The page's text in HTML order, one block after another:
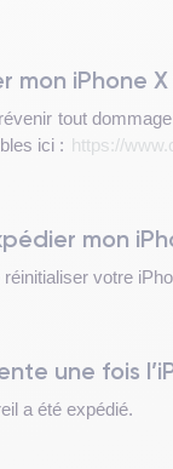
iPhone
tout
ici : https://
mon
votre
une fois
a été expédié.